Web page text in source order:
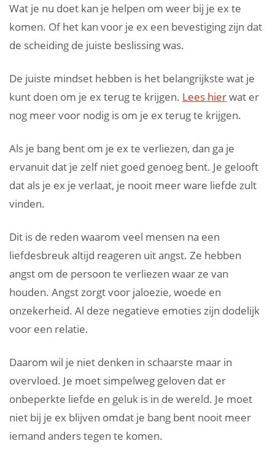
Wat je nu doet kan je helpen om weer bij je ex te
komen. Of het kan voor je ex een bevestiging zijn dat
de scheiding de juiste beslissing was.
De juiste mindset hebben is het belangrijkste wat je
kunt doen om je ex terug te krijgen. Lees hierwat er
nog meer voor nodig is om je ex terug te krijgen.
Als je bang bent om je ex te verliezen, dan ga je
ervanuit dat je zelf niet goed genoeg bent. Je gelooft
dat als je ex je verlaat, je nooit meer ware liefde zult
vinden.
Dit is de reden waarom veel mensen na een
liefdesbreuk altijd reageren uit angst. Ze hebben
angst om de persoon te verliezen waar ze van
houden. Angst zorgt voor jaloezie, woede en
onzekerheid. Al deze negatieve emoties zijn dodelijk
voor een relatie.
Daarom wil je niet denken in schaarste maar in
overvloed. Je moet simpelweg geloven dat er
onbeperkte liefde en geluk is in de wereld. Je moet
niet bij je ex blijven omdat je bang bent nooit meer
iemand anders tegen te komen.